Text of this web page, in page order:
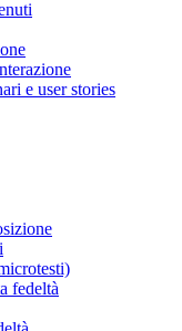
e user stories
fedeltà